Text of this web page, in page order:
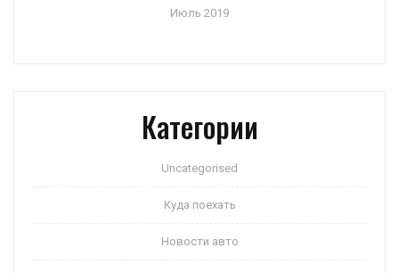
Июль 2019
Категории
Uncategorised
Куда поехать
Новости авто